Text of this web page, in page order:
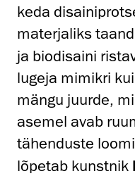
keda
materjaliks
ja biodisaini
lugeja mimikri
mängu juurde,
asemel avab
tähenduste
lõpetab kunstnik